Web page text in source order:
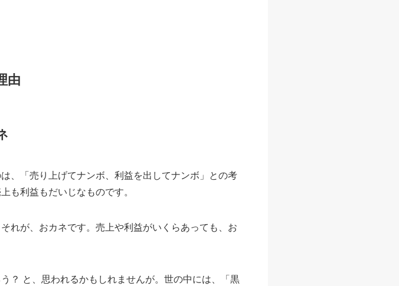
由
、「売り上げてナンボ、利益を出してナンボ」との考
も利益もだいじなものです。
れが、おカネです。売上や利益がいくらあっても、お
？ と、思われるかもしれませんが。世の中には、「黒